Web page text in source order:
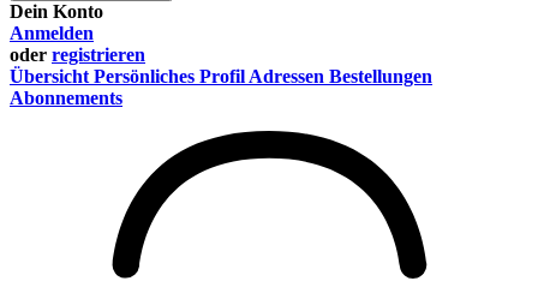
Dein Konto
Anmelden
oder registrieren
Übersicht Persönliches Profil Adressen Bestellungen
Abonnements